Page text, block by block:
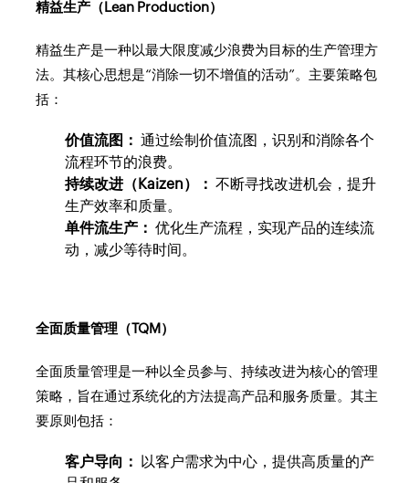
精益生产（Lean Production）
精益生产是一种以最大限度减少浪费为目标的生产管理方
法。其核心思想是“消除一切不增值的活动”。主要策略包
括：
价值流图： 通过绘制价值流图，识别和消除各个
流程环节的浪费。
持续改进（Kaizen）： 不断寻找改进机会，提升
生产效率和质量。
单件流生产： 优化生产流程，实现产品的连续流
动，减少等待时间。
全面质量管理（TQM）
全面质量管理是一种以全员参与、持续改进为核心的管理
策略，旨在通过系统化的方法提高产品和服务质量。其主
要原则包括：
客户导向： 以客户需求为中心，提供高质量的产